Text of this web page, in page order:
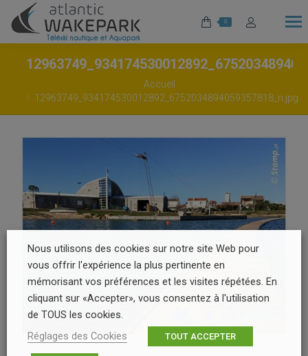
0
Accueil
12963749_934174530012892_6752034894059357818_n.jpg
Nous utilisons des cookies sur notre site Web pour
vous offrir l'expérience la plus pertinente en
mémorisant vos préférences et les visites répétées. En
cliquant sur «Accepter», vous consentez à l'utilisation
de TOUS les cookies.
Réglages des Cookies
TOUT ACCEPTER